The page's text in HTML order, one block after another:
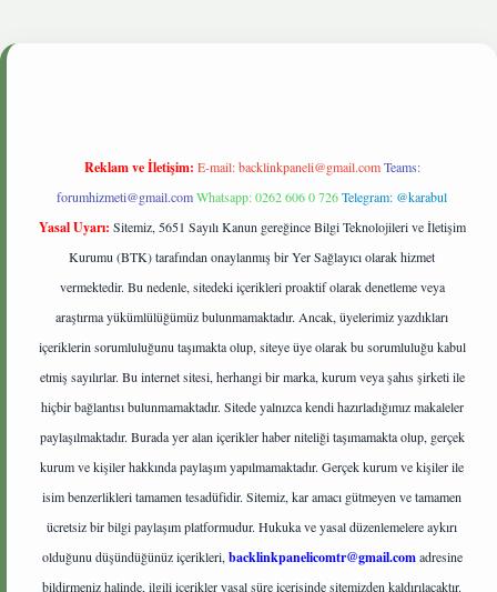
Reklam ve İletişim: E-mail:backlinkpaneli@gmail.com Teams:
forumhizmeti@gmail.comWhatsapp: 0262 606 0 726Telegram: @karabul
Yasal Uyarı: Sitemiz, 5651 Sayılı Kanun gereğince Bilgi Teknolojileri ve İletişim
Kurumu (BTK) tarafından onaylanmış bir Yer Sağlayıcı olarak hizmet
vermektedir. Bu nedenle, sitedeki içerikleri proaktif olarak denetleme veya
araştırma yükümlülüğümüz bulunmamaktadır. Ancak, üyelerimiz yazdıkları
içeriklerin sorumluluğunu taşımakta olup, siteye üye olarak bu sorumluluğu kabul
etmiş sayılırlar. Bu internet sitesi, herhangi bir marka, kurum veya şahıs şirketi ile
hiçbir bağlantısı bulunmamaktadır. Sitede yalnızca kendi hazırladığımız makaleler
paylaşılmaktadır. Burada yer alan içerikler haber niteliği taşımamakta olup, gerçek
kurum ve kişiler hakkında paylaşım yapılmamaktadır. Gerçek kurum ve kişiler ile
isim benzerlikleri tamamen tesadüfidir. Sitemiz, kar amacı gütmeyen ve tamamen
ücretsiz bir bilgi paylaşım platformudur. Hukuka ve yasal düzenlemelere aykırı
olduğunu düşündüğünüz içerikleri, backlinkpanelicomtr@gmail.comadresine
bildirmeniz halinde, ilgili içerikler yasal süre içerisinde sitemizden kaldırılacaktır.